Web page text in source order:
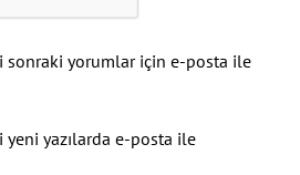
sonraki yorumlar için e-posta ile
yeni yazılarda e-posta ile